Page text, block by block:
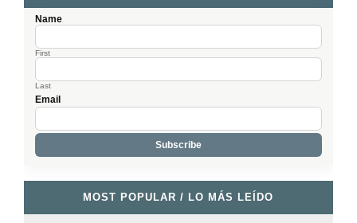
Name
First
Last
Email
MOST POPULAR / LO MÁS LEÍDO